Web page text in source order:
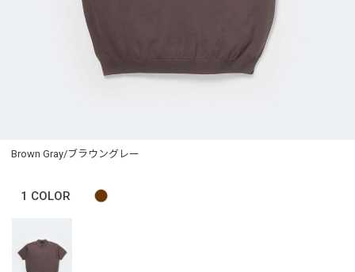
Brown Gray/ブラウングレー
1 COLOR